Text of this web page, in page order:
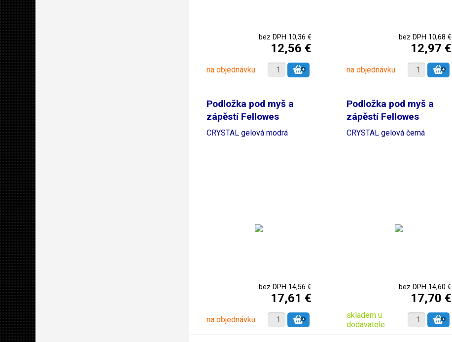
bez DPH 10,36 €
12,56 €
na objednávku
bez DPH 10,68 €
12,97 €
na objednávku
Podložka pod myš a
zápěstí Fellowes
CRYSTAL gelová modrá
bez DPH 14,56 €
17,61 €
na objednávku
Podložka pod myš a
zápěstí Fellowes
CRYSTAL gelová černá
bez DPH 14,60 €
17,70 €
skladem u
dodavatele